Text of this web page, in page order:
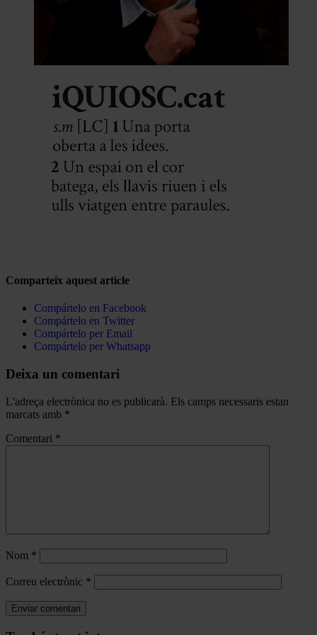
Comparteix aquest article
Compártelo en Facebook
Compártelo en Twitter
Compártelo per Email
Compártelo per Whatsapp
Deixa un comentari
L'adreça electrònica no es publicarà. Els camps necessaris estan
marcats amb *
Comentari *
Nom *
Correu electrònic *